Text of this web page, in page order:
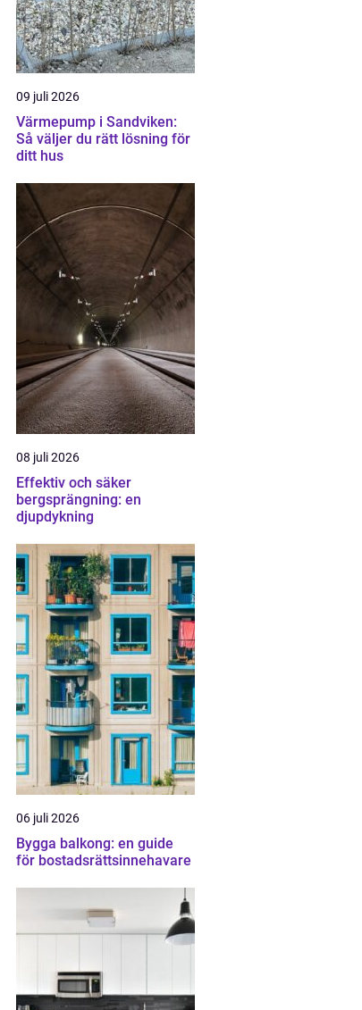
09 juli 2026
Värmepump i Sandviken:
Så väljer du rätt lösning för
ditt hus
08 juli 2026
Effektiv och säker
bergsprängning: en
djupdykning
06 juli 2026
Bygga balkong: en guide
för bostadsrättsinnehavare